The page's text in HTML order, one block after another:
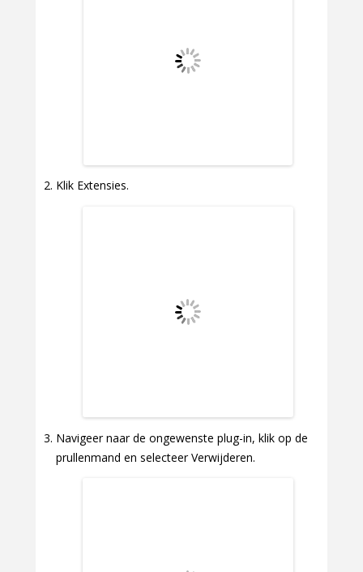
Klik Extensies.
Navigeer naar de ongewenste plug-in, klik op de
prullenmand en selecteer Verwijderen.